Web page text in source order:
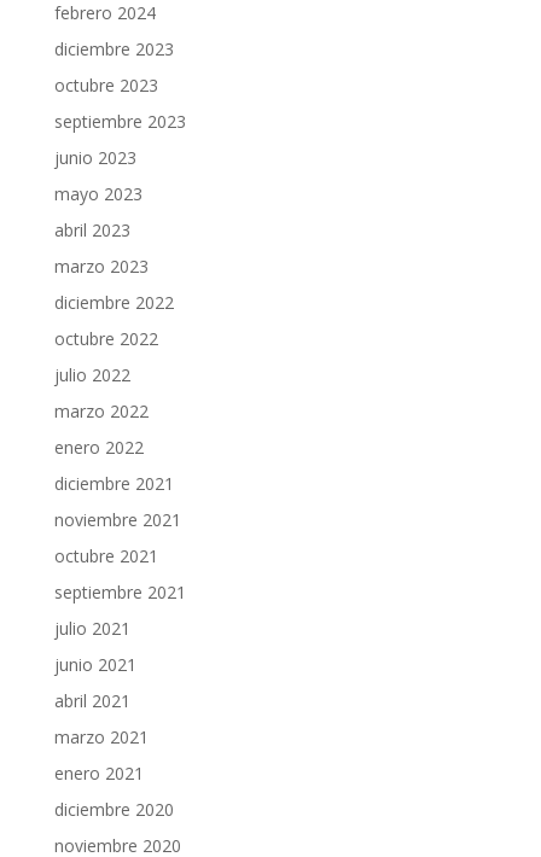
febrero 2024
diciembre 2023
octubre 2023
septiembre 2023
junio 2023
mayo 2023
abril 2023
marzo 2023
diciembre 2022
octubre 2022
julio 2022
marzo 2022
enero 2022
diciembre 2021
noviembre 2021
octubre 2021
septiembre 2021
julio 2021
junio 2021
abril 2021
marzo 2021
enero 2021
diciembre 2020
noviembre 2020